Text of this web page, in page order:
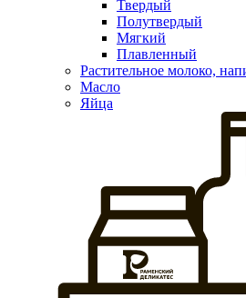
Твердый
Полутвердый
Мягкий
Плавленный
Растительное молоко,
Масло
Яйца